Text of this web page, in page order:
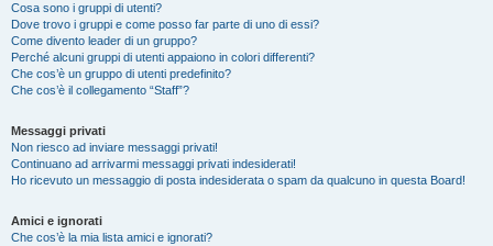
Cosa sono i gruppi di utenti?
Dove trovo i gruppi e come posso far parte di uno di essi?
Come divento leader di un gruppo?
Perché alcuni gruppi di utenti appaiono in colori differenti?
Che cos’è un gruppo di utenti predefinito?
Che cos’è il collegamento “Staff”?
Messaggi privati
Non riesco ad inviare messaggi privati!
Continuano ad arrivarmi messaggi privati indesiderati!
Ho ricevuto un messaggio di posta indesiderata o spam da qualcuno in questa Board!
Amici e ignorati
Che cos’è la mia lista amici e ignorati?